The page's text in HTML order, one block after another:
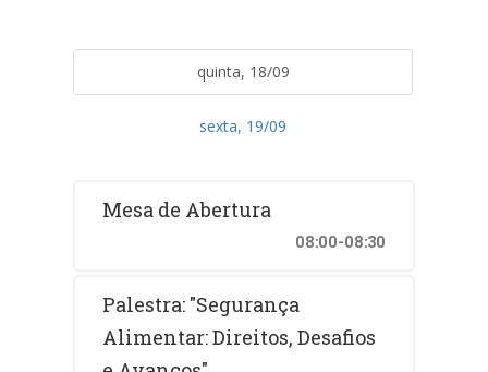
quinta, 18/09
sexta, 19/09
Mesa de Abertura
08:00-08:30
Palestra: "Segurança
Alimentar: Direitos, Desafios